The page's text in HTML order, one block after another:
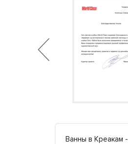
Ванны в Креакам -